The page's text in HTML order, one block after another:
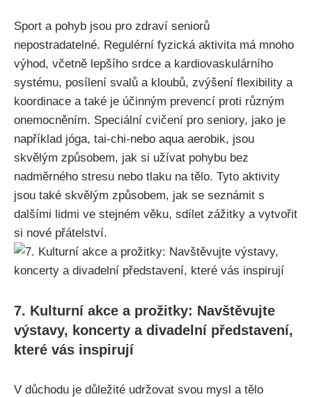
Sport a pohyb jsou pro zdraví seniorů⁢
nepostradatelné. Regulérní fyzická aktivita ⁢má​ mnoho
⁢výhod, ​včetně lepšího srdce a kardiovaskulárního⁤
systému, posílení svalů a kloubů, zvýšení flexibility a
koordinace a také je ⁣účinným prevencí proti‍ různým
onemocněním. ​Speciální cvičení pro seniory, jako je⁣
například jóga, ⁢tai-chi-nebo aqua ‍aerobik,⁣ jsou
skvělým⁣ způsobem, jak si užívat pohybu bez
nadměrného⁤ stresu nebo tlaku na tělo. Tyto aktivity
jsou‌ také skvělým⁤ způsobem, jak ‌se seznámit s
dalšími lidmi ve stejném věku, sdílet zážitky a vytvořit
⁢si ⁣nové přátelství.
7. Kulturní akce a ​prožitky:‍ Navštěvujte
výstavy, koncerty a divadelní představení,
⁤které vás ‍inspirují
V důchodu je ⁢důležité udržovat svou mysl a tělo